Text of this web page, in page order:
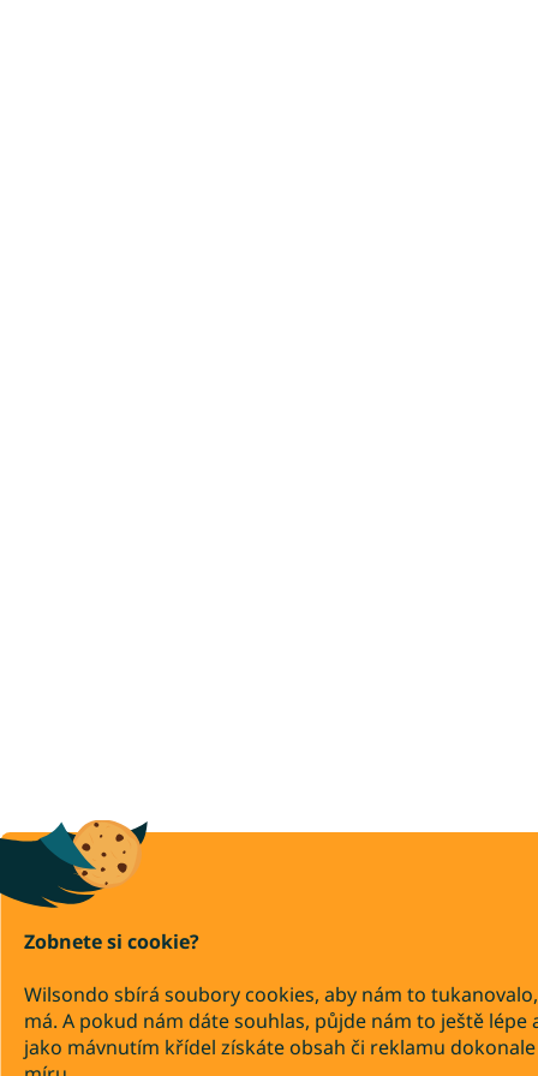
Zobnete si cookie?
Wilsondo sbírá soubory cookies, aby nám to
má. A pokud nám dáte souhlas, půjde nám to ještě lépe
jako mávnutím křídel získáte obsah či reklamu